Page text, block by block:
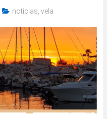
noticias vela